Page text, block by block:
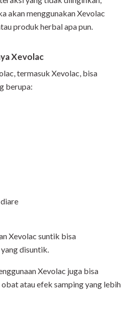
akan menggunakan Xevolac
produk herbal apa pun.
Xevolac
termasuk Xevolac, bisa
berupa:
Xevolac suntik bisa
disuntik.
Xevolac juga bisa
atau efek samping yang lebih